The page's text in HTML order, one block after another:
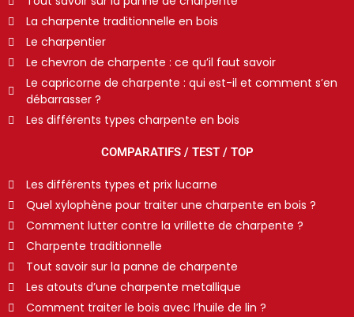
La charpente traditionnelle en bois
Le charpentier
Le chevron de charpente : ce qu’il faut savoir
Le capricorne de charpente : qui est-il et comment s’en
débarrasser ?
Les différents types charpente en bois
COMPARATIFS / TEST / TOP
Les différents types et prix lucarne
Quel xylophène pour traiter une charpente en bois ?
Comment lutter contre la vrillette de charpente ?
Charpente traditionnelle
Tout savoir sur la panne de charpente
Les atouts d’une charpente metallique
Comment traiter le bois avec l’huile de lin ?